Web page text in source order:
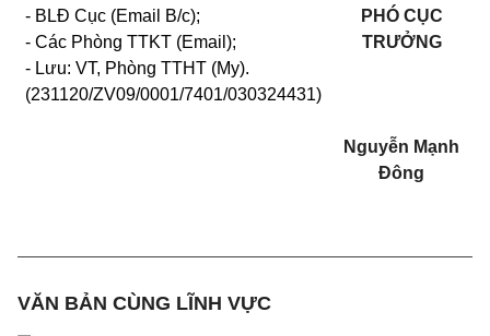
- BLĐ Cục (Email B/c);
- Các Phòng TTKT (Email);
- Lưu: VT, Phòng TTHT (My).
(231120/ZV09/0001/7401/030324431)
PHÓ CỤC
TRƯỞNG
Nguyễn Mạnh
Đông
VĂN BẢN CÙNG LĨNH VỰC